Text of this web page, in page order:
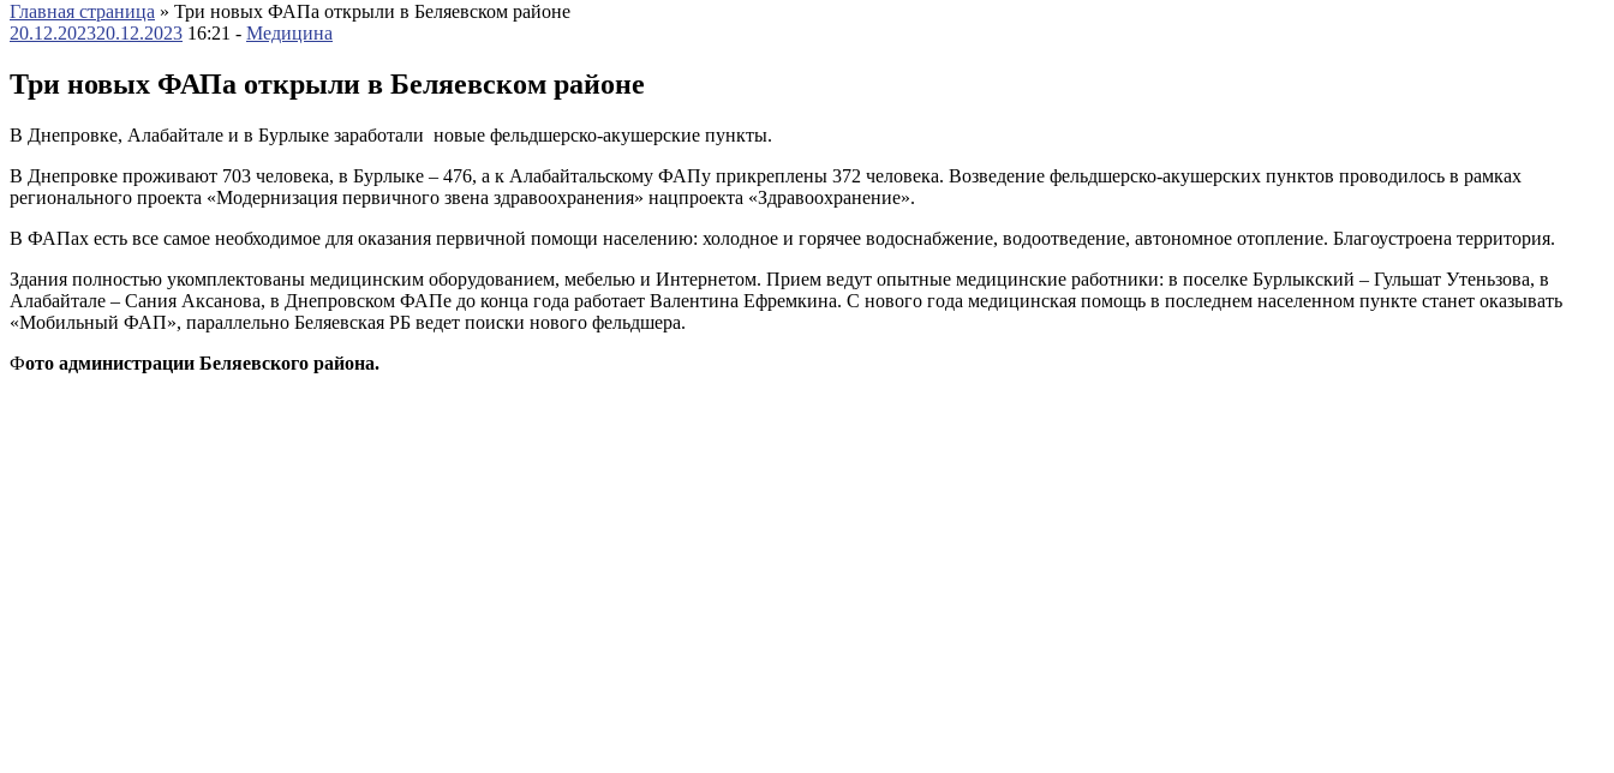
Главная страница » Три новых ФАПа открыли в Беляевском районе
20.12.202320.12.2023 16:21 - Медицина
Три новых ФАПа открыли в Беляевском районе
В Днепровке, Алабайтале и в Бурлыке заработали новые фельдшерско-акушерские пункты.
В Днепровке проживают 703 человека, в Бурлыке – 476, а к Алабайтальскому ФАПу прикреплены 372 человека. Возведение фельдшерско-акушерских пунктов проводилось в рамках
регионального проекта «Модернизация первичного звена здравоохранения» нацпроекта «Здравоохранение».
В ФАПах есть все самое необходимое для оказания первичной помощи населению: холодное и горячее водоснабжение, водоотведение, автономное отопление. Благоустроена территория.
Здания полностью укомплектованы медицинским оборудованием, мебелью и Интернетом. Прием ведут опытные медицинские работники: в поселке Бурлыкский – Гульшат Утеньзова, в
Алабайтале – Сания Аксанова, в Днепровском ФАПе до конца года работает Валентина Ефремкина. С нового года медицинская помощь в последнем населенном пункте станет оказывать
«Мобильный ФАП», параллельно Беляевская РБ ведет поиски нового фельдшера.
Фото администрации Беляевского района.